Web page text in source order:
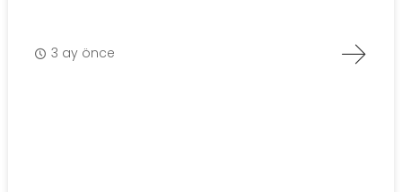
3 ay önce